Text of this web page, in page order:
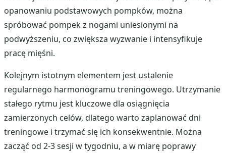
opanowaniu podstawowych pompków, można
spróbować pompek z nogami uniesionymi na
podwyższeniu, co zwiększa wyzwanie i intensyfikuje
pracę mięśni.
Kolejnym istotnym elementem jest ustalenie
regularnego harmonogramu treningowego. Utrzymanie
stałego rytmu jest kluczowe dla osiągnięcia
zamierzonych celów, dlatego warto zaplanować dni
treningowe i trzymać się ich konsekwentnie. Można
zacząć od 2-3 sesji w tygodniu, a w miarę poprawy